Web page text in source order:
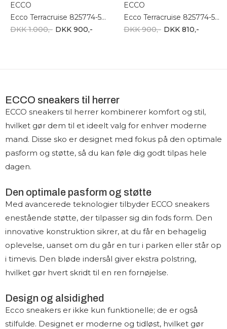
ECCO
Ecco Terracruise 825774-51052
DKK 1.000,- DKK 900,-
ECCO
Ecco Terracruise 825774-51406
DKK 900,- DKK 810,-
ECCO sneakers til herrer
ECCO sneakers til herrer kombinerer komfort og stil,
hvilket gør dem til et ideelt valg for enhver moderne
mand. Disse sko er designet med fokus på den optimale
pasform og støtte, så du kan føle dig godt tilpas hele
dagen.
Den optimale pasform og støtte
Med avancerede teknologier tilbyder ECCO sneakers
enestående støtte, der tilpasser sig din fods form. Den
innovative konstruktion sikrer, at du får en behagelig
oplevelse, uanset om du går en tur i parken eller står op
i timevis. Den bløde indersål giver ekstra polstring,
hvilket gør hvert skridt til en ren fornøjelse.
Design og alsidighed
Ecco sneakers er ikke kun funktionelle; de er også
stilfulde. Designet er moderne og tidløst, hvilket gør